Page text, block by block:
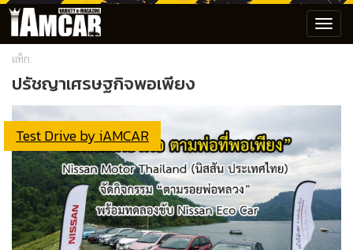
แท็ก:
ปรัชญาเศรษฐกิจพอเพียง
Test Drive by iAMCAR